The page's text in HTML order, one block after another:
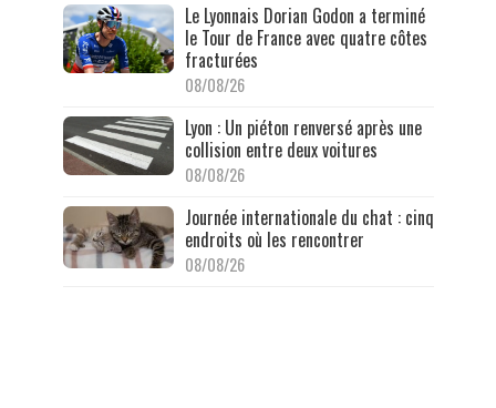
Le Lyonnais Dorian Godon a terminé
le Tour de France avec quatre côtes
fracturées
08/08/26
Lyon : Un piéton renversé après une
collision entre deux voitures
08/08/26
Journée internationale du chat : cinq
endroits où les rencontrer
08/08/26